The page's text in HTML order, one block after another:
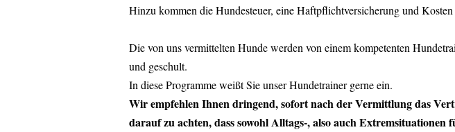
Hinzu kommen die Hundesteuer, eine Haftpflichtversicherung und
Die von uns vermittelten Hunde werden von einem kompetenten
und geschult.
In diese Programme weißt Sie unser Hundetrainer gerne ein.
Wir empfehlen Ihnen dringend, sofort nach der Vermittlung das
darauf zu achten, dass sowohl Alltags-, also auch